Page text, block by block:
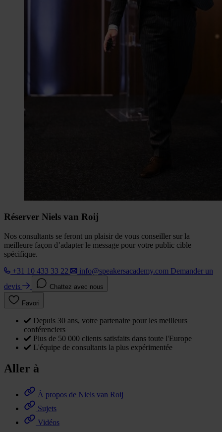
Réserver Niels van Roij
Nos consultants se feront un plaisir de vous conseiller sur la
meilleure façon d’adapter le message pour votre public cible
spécifique.
+31 10 433 33 22
info@speakersacademy.com Demander un
devis
Chattez avec nous
Favori
Depuis 30 ans, votre partenaire pour les meilleurs
conférenciers
Plus de 50 000 clients satisfaits dans toute l'Europe
L'équipe de consultants la plus expérimentée
Aller à
À propos de Niels van Roij
Sujets
Vidéos